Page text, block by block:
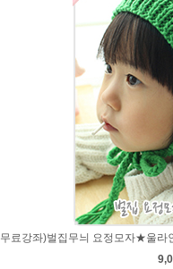
무료강좌)벌집무늬 요정모자★울라